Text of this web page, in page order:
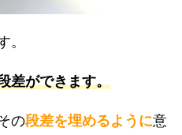
。
差ができます。
の段差を埋めるように意